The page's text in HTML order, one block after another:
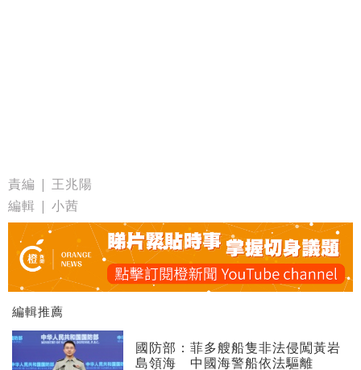
責編 | 王兆陽
編輯 | 小茜
編輯推薦
國防部：菲多艘船隻非法侵闖黃岩
島領海 中國海警船依法驅離